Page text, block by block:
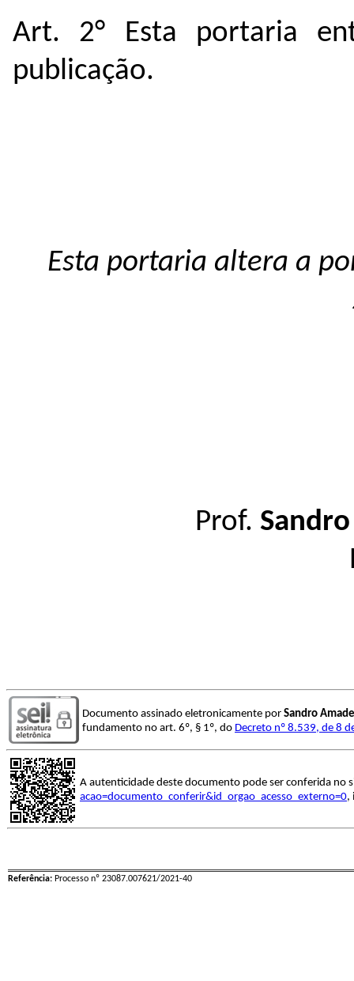
Art. 2° Esta portaria
publicação.
Esta portaria altera a
Prof.
Documento assinado eletronicamente por Sandro
fundamento no art. 6º, § 1º, do Decreto nº 8.539, de 8
A autenticidade deste documento pode ser conferida no
acao=documento_conferir&id_orgao_acesso_externo=0,
Referência: Processo nº 23087.007621/2021-40